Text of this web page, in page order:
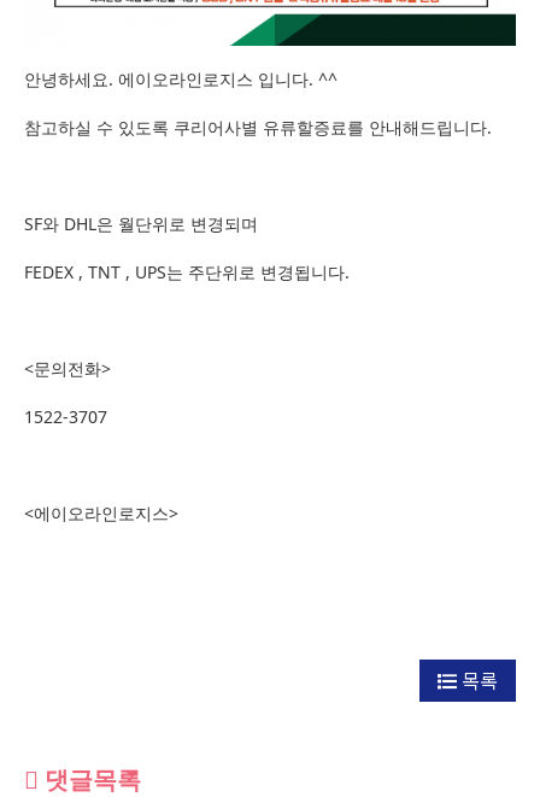
안녕하세요. 에이오라인로지스 입니다. ^^
참고하실 수 있도록 쿠리어사별 유류할증료를 안내해드립니다.
SF와 DHL은 월단위로 변경되며
FEDEX , TNT , UPS는 주단위로 변경됩니다.
<문의전화>
1522-3707
<에이오라인로지스>
목록
댓글목록